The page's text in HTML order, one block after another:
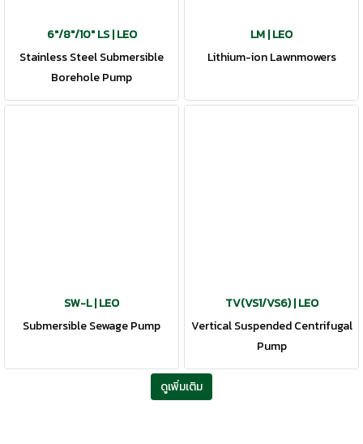
6"/8"/10" LS | LEO
Stainless Steel Submersible
Borehole Pump
LM | LEO
Lithium-ion Lawnmowers
SW-L | LEO
Submersible Sewage Pump
TV(VS1/VS6) | LEO
Vertical Suspended Centrifugal
Pump
ดูเพิ่มเติม